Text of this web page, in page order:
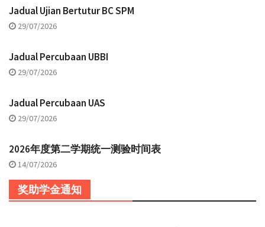
Jadual Ujian Bertutur BC SPM
29/07/2026
Jadual Percubaan UBBI
29/07/2026
Jadual Percubaan UAS
29/07/2026
2026年度第二学期统一测验时间表
14/07/2026
奖助学金通知